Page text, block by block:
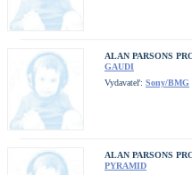
ALAN PARSONS
GAUDI
Vydavateľ: Sony/BMG
ALAN PARSONS
PYRAMID